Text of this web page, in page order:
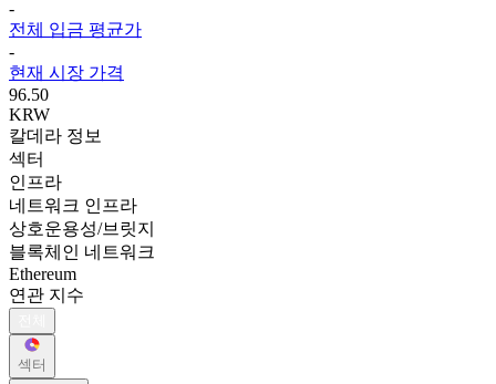
-
전체 입금 평균가
-
현재 시장 가격
96.50
KRW
칼데라 정보
섹터
인프라
네트워크 인프라
상호운용성/브릿지
블록체인 네트워크
Ethereum
연관 지수
섹터